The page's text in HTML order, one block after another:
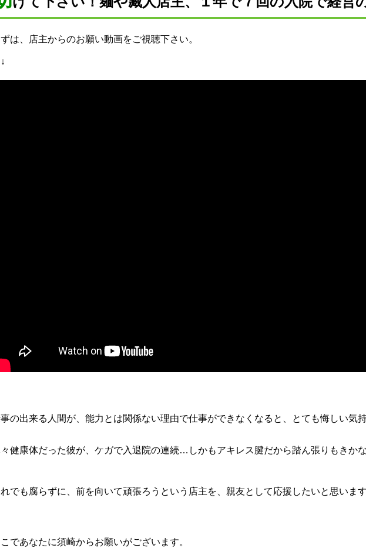
は、店主からのお願い動画をご視聴下さい。
の出来る人間が、能力とは関係ない理由で仕事ができなくなると、とても悔しい気
健康体だった彼が、ケガで入退院の連続…しかもアキレス腱だから踏ん張りもきか
でも腐らずに、前を向いて頑張ろうという店主を、親友として応援したいと思います
であなたに須崎からお願いがございます。